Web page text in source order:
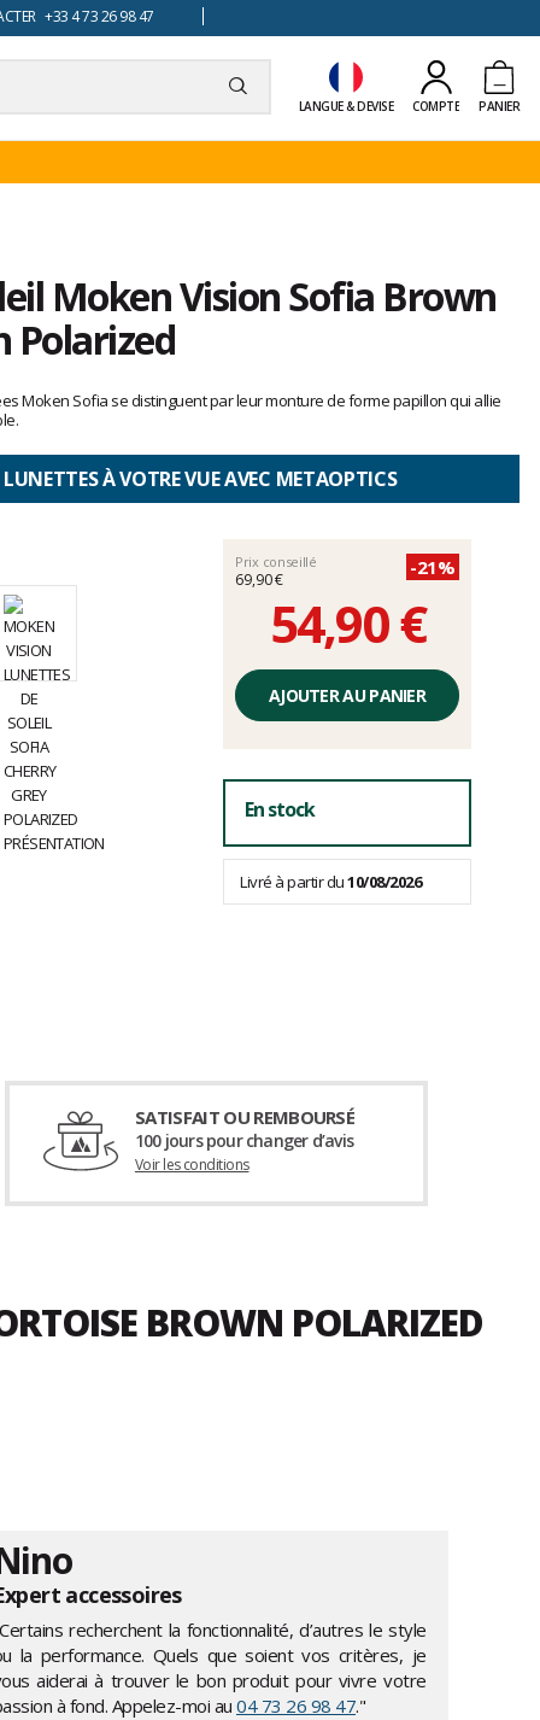
+33 4 73 26 98 47
LANGUE & DEVISE COMPTE PANIER
Moken Vision Sofia Brown
Polarized
Moken Sofia se distinguent par leur monture de forme papillon qui allie
À VOTRE VUE AVEC METAOPTICS
Prix conseillé
69,90 €
-21%
54,90 €
Prix
unitaire,
hors
frais
AJOUTER AU PANIER
En stock
Livré à partir du10/08/2026
SATISFAIT OU REMBOURSÉ
100 jours pour changer d’avis
Voir les conditions
BROWN POLARIZED
accessoires
recherchent la fonctionnalité, d’autres le style
la performance. Quels que soient vos critères, je
aiderai à trouver le bon produit pour vivre votre
à fond. Appelez-moi au 04 73 26 98 47."